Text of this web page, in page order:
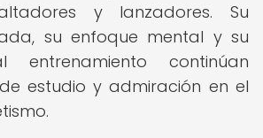
y lanzadores. Su
su enfoque mental y su
entrenamiento continúan
estudio y admiración en el